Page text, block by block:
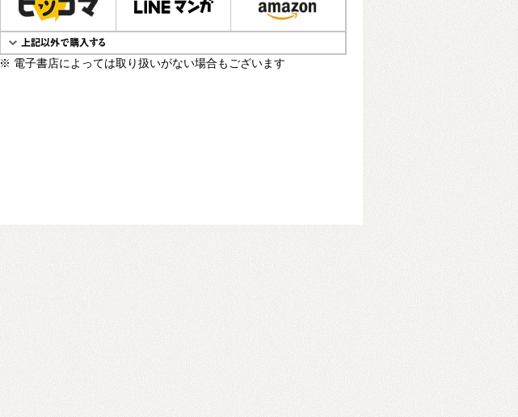
※ 電子書店によっては取り扱いがない場合もございます